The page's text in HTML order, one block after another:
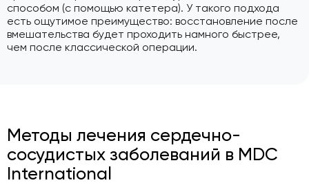
способом (с помощью катетера). У такого подхода
есть ощутимое преимущество: восстановление после
вмешательства будет проходить намного быстрее,
чем после классической операции.
Методы лечения сердечно-
сосудистых заболеваний в MDC
International